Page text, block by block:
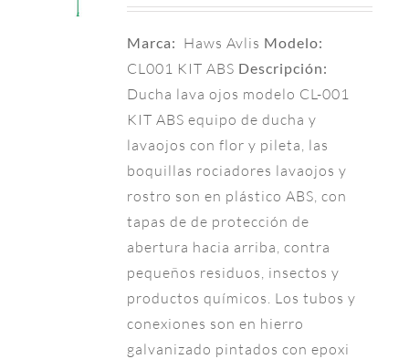
Marca: Haws Avlis Modelo:
CL001 KIT ABS Descripción:
Ducha lava ojos modelo CL-001
KIT ABS equipo de ducha y
lavaojos con flor y pileta, las
boquillas rociadores lavaojos y
rostro son en plástico ABS, con
tapas de de protección de
abertura hacia arriba, contra
pequeños residuos, insectos y
productos químicos. Los tubos y
conexiones son en hierro
galvanizado pintados con epoxi